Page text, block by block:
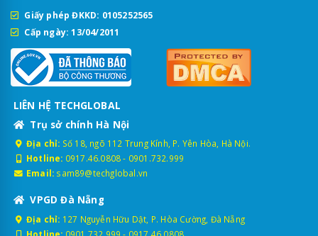
Giấy phép ĐKKD: 0105252565
Cấp ngày: 13/04/2011
LIÊN HỆ TECHGLOBAL
Trụ sở chính Hà Nội
Địa chỉ: Số 18, ngõ 112 Trung Kính, P. Yên Hòa, Hà Nội.
Hotline: 0917.46.0808- 0901.732.999
Email: sam89@techglobal.vn
VPGD Đà Nẵng
Địa chỉ: 127 Nguyễn Hữu Dật, P. Hòa Cường, Đà Nẵng
Hotline: 0901.732.999 - 0917.46.0808